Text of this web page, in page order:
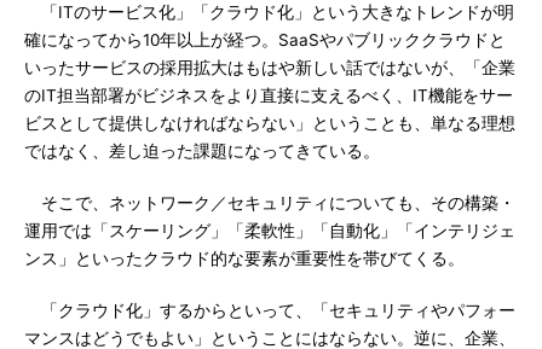
「ITのサービス化」「クラウド化」という大きなトレンドが明
確になってから10年以上が経つ。SaaSやパブリッククラウドと
いったサービスの採用拡大はもはや新しい話ではないが、「企業
のIT担当部署がビジネスをより直接に支えるべく、IT機能をサー
ビスとして提供しなければならない」ということも、単なる理想
ではなく、差し迫った課題になってきている。
そこで、ネットワーク／セキュリティについても、その構築・
運用では「スケーリング」「柔軟性」「自動化」「インテリジェ
ンス」といったクラウド的な要素が重要性を帯びてくる。
「クラウド化」するからといって、「セキュリティやパフォー
マンスはどうでもよい」ということにはならない。逆に、企業、